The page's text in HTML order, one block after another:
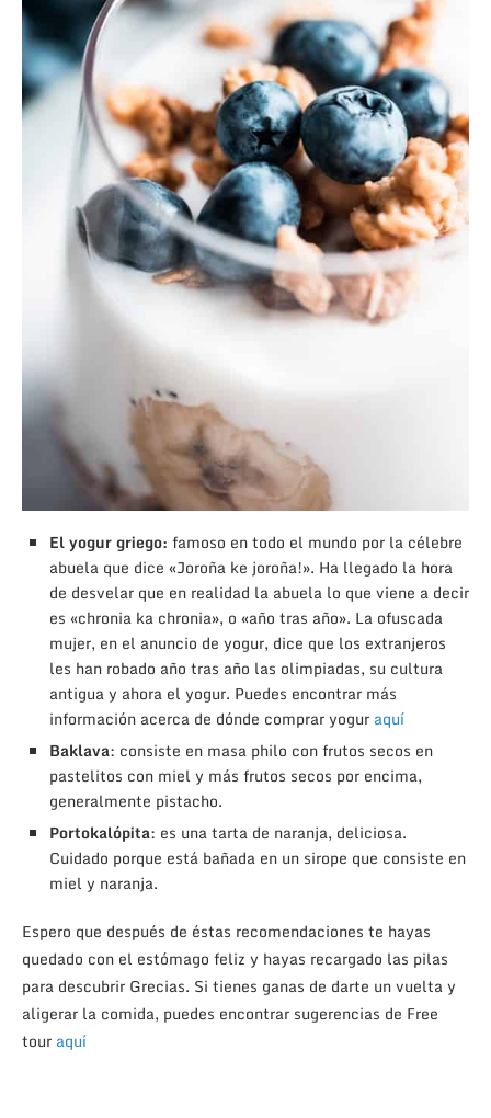
El yogur griego: famoso en todo el mundo por la célebre
abuela que dice «Joroña ke joroña!». Ha llegado la hora
de desvelar que en realidad la abuela lo que viene a decir
es «chronia ka chronia», o «año tras año». La ofuscada
mujer, en el anuncio de yogur, dice que los extranjeros
les han robado año tras año las olimpiadas, su cultura
antigua y ahora el yogur. Puedes encontrar más
información acerca de dónde comprar yogur aquí
Baklava: consiste en masa philo con frutos secos en
pastelitos con miel y más frutos secos por encima,
generalmente pistacho.
Portokalópita: es una tarta de naranja, deliciosa.
Cuidado porque está bañada en un sirope que consiste en
miel y naranja.
Espero que después de éstas recomendaciones te hayas
quedado con el estómago feliz y hayas recargado las pilas
para descubrir Grecias. Si tienes ganas de darte un vuelta y
aligerar la comida, puedes encontrar sugerencias de Free
tour aquí